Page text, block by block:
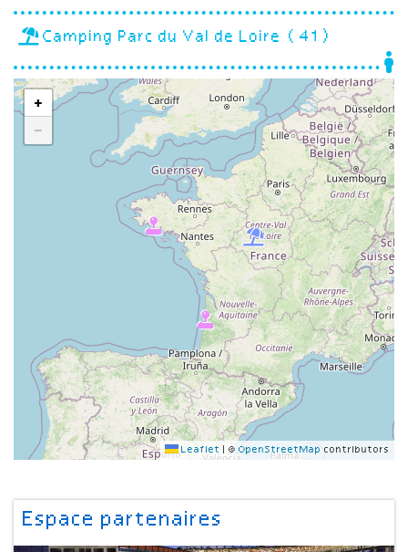
Camping Parc du Val de Loire (41)
+
−
Leaflet © OpenStreetMap contributors
Espace partenaires